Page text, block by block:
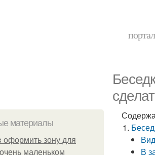
материалы
оформить зону для
маленьком
В